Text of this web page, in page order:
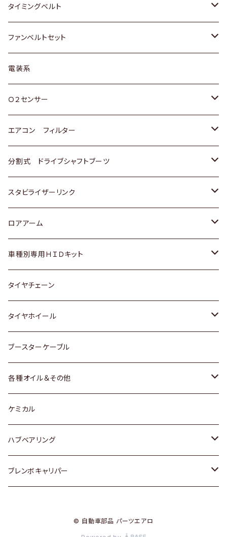
三菱
スバル
日野
クライスラー
ダイハツ
マツダ
三菱
スバル
ホンダ
マツダ
スズキ
ダイハツ
マツダ
三菱
スバル
ホンダ
スズキ
日産
ダイハツ
マツダ
三菱
スバル
タイミングベルト
トヨタ
スズキ
ダイハツ
三菱
スバル
ファンベルトセット
トヨタ
ホンダ
スズキ
日産
いすゞ
ダイハツ
マツダ
三菱
スバル
レクサス
電装系
Ｏ２センサー
トヨタ
ホンダ
スズキ
日産
ダイハツ
マツダ
三菱
スバル
エアコン フィルター
トヨタ
ホンダ
スズキ
日産
いすゞ
ダイハツ
マツダ
三菱
スバル
分割式 ドライブシャフトブーツ
トヨタ
ホンダ
スズキ
日産
ダイハツ
スバル
スタビライザーリンク
トヨタ
ホンダ
スズキ
日産
ダイハツ
マツダ
ロアアーム
ホンダ
スズキ
日産
ダイハツ
マツダ
スバル
車種別専用ＨＩＤキット
トヨタ
マツダ
タイヤチェーン
タイヤホイール
トヨタ
ホンダ
スズキ
日産
ダイハツ
ブースターケーブル
各種オイル＆その他
ディーデル洗浄添加剤
ケミカル
ハブベアリング
トヨタ
ブレンボキャリパー
© 自動車部品 パーツエアロ